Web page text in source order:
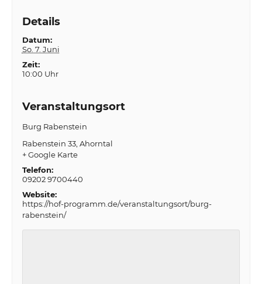
Details
Datum:
So. 7. Juni
Zeit:
10:00 Uhr
Veranstaltungsort
Burg Rabenstein
Rabenstein 33 Ahorntal
+ Google Karte
Telefon:
09202 9700440
Website:
https://hof-programm.de/veranstaltungsort/burg-
rabenstein/